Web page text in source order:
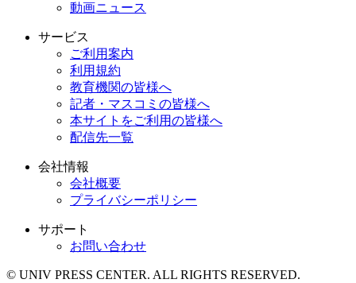
動画ニュース
サービス
ご利用案内
利用規約
教育機関の皆様へ
記者・マスコミの皆様へ
本サイトをご利用の皆様へ
配信先一覧
会社情報
会社概要
プライバシーポリシー
サポート
お問い合わせ
© UNIV PRESS CENTER. ALL RIGHTS RESERVED.